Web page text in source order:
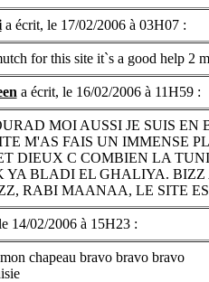
a écrit, le 17/02/2006 à 03H07 :
for this site it`s a good help 2
a écrit, le 16/02/2006 à 11H59 :
MOI AUSSI JE SUIS EN
M'AS FAIS UN IMMENSE
DIEUX C COMBIEN LA
YA BLADI EL GHALIYA.
RABI MAANAA, LE SITE
14/02/2006 à 15H23 :
chapeau bravo bravo bravo